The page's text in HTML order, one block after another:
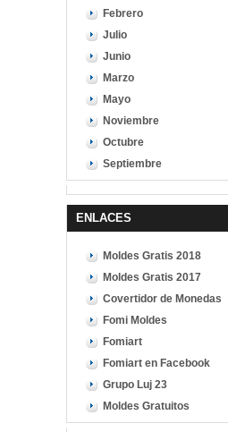
Febrero
Julio
Junio
Marzo
Mayo
Noviembre
Octubre
Septiembre
ENLACES
Moldes Gratis 2018
Moldes Gratis 2017
Covertidor de Monedas
Fomi Moldes
Fomiart
Fomiart en Facebook
Grupo Luj 23
Moldes Gratuitos